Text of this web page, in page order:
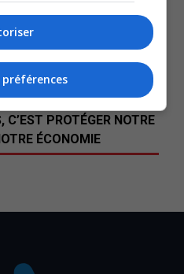
PROTÉGER NOTRE
ÉCONOMIE
préférences